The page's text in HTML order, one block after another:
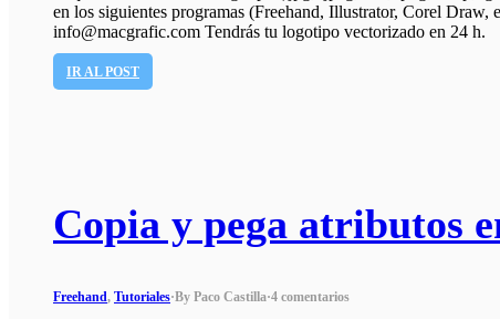
en los siguientes programas (Freehand, Illustrator, Corel Draw,
info@macgrafic.com Tendrás tu logotipo vectorizado en 24 h.
IR AL POST
Copia y pega atributos
Freehand, Tutoriales·By Paco Castilla·4 comentarios